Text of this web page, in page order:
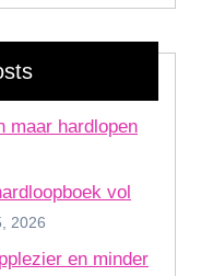
maar hardlopen
vol
2026
en minder